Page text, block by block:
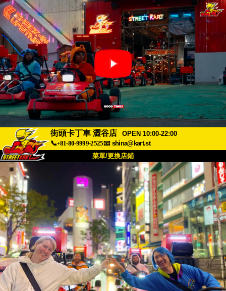
街頭卡丁車 澀谷店
OPEN 10:00-22:00
📞+81-80-9999-2525📧 shina@kart.st
菜單/更換店鋪
首頁
關於我們 規格 價格
交通資訊 顧客評價 常見問題
公司 預訂
更換店鋪
東京 品川 #1 東京 秋葉原 #1
東京 秋葉原 #2 東京 澀谷